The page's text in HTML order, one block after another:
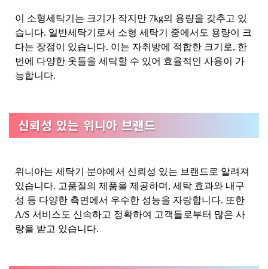
이 소형세탁기는 크기가 작지만 7kg의 용량을 갖추고 있
습니다. 일반세탁기로서 소형 세탁기 중에서도 용량이 크
다는 장점이 있습니다. 이는 자취방에 적합한 크기로, 한
번에 다양한 옷들을 세탁할 수 있어 효율적인 사용이 가
능합니다.
신뢰성 있는 위니아 브랜드
위니아는 세탁기 분야에서 신뢰성 있는 브랜드로 알려져
있습니다. 고품질의 제품을 제공하며, 세탁 효과와 내구
성 등 다양한 측면에서 우수한 성능을 자랑합니다. 또한
A/S 서비스도 신속하고 정확하여 고객들로부터 많은 사
랑을 받고 있습니다.